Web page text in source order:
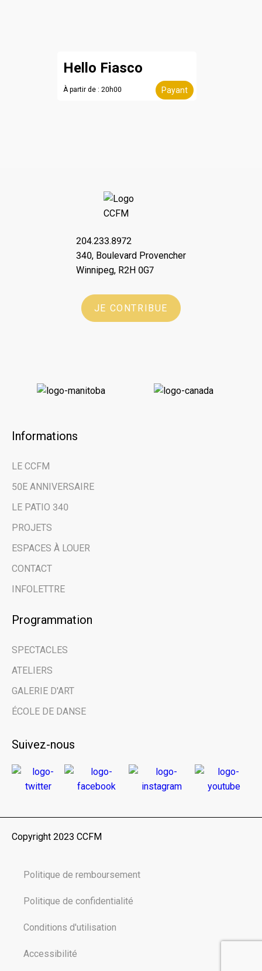
Hello Fiasco
À partir de : 20h00 Payant
204.233.8972
340, Boulevard Provencher
Winnipeg, R2H 0G7
JE CONTRIBUE
Informations
LE CCFM
50E ANNIVERSAIRE
LE PATIO 340
PROJETS
ESPACES À LOUER
CONTACT
INFOLETTRE
Programmation
SPECTACLES
ATELIERS
GALERIE D'ART
ÉCOLE DE DANSE
Suivez-nous
Copyright 2023 CCFM
Politique de remboursement
Politique de confidentialité
Conditions d'utilisation
Accessibilité